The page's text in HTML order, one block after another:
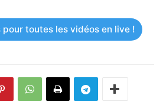
pour toutes les vidéos en live !